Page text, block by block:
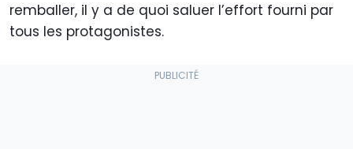
remballer, il y a de quoi saluer l’effort fourni par
tous les protagonistes.